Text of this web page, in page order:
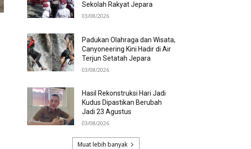
Sekolah Rakyat Jepara
03/08/2026
Padukan Olahraga dan Wisata,
Canyoneering Kini Hadir di Air
Terjun Setatah Jepara
03/08/2026
Hasil Rekonstruksi Hari Jadi
Kudus Dipastikan Berubah
Jadi 23 Agustus
03/08/2026
Muat lebih banyak